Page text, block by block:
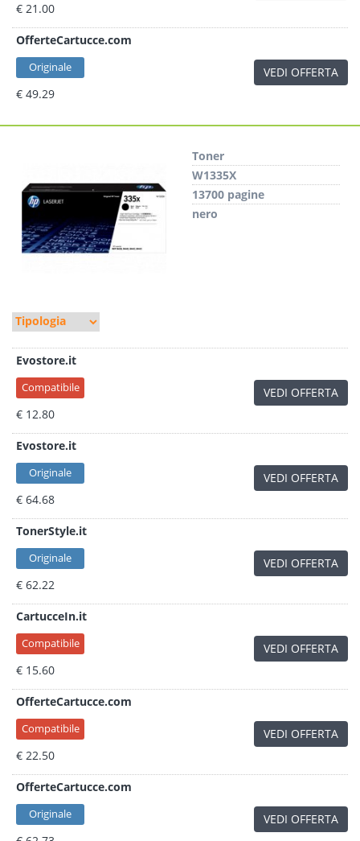
€ 21.00
OfferteCartucce.com
Originale
€ 49.29
VEDI OFFERTA
Toner
W1335X
13700 pagine
nero
Evostore.it
Compatibile
€ 12.80
VEDI OFFERTA
Evostore.it
Originale
€ 64.68
VEDI OFFERTA
TonerStyle.it
Originale
€ 62.22
VEDI OFFERTA
CartucceIn.it
Compatibile
€ 15.60
VEDI OFFERTA
OfferteCartucce.com
Compatibile
€ 22.50
VEDI OFFERTA
OfferteCartucce.com
Originale VEDI OFFERTA